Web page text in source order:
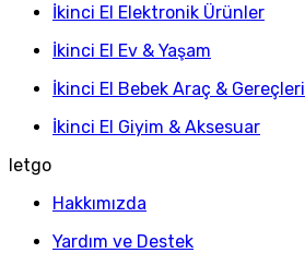
İkinci El Elektronik Ürünler
İkinci El Ev & Yaşam
İkinci El Bebek Araç & Gereçleri
İkinci El Giyim & Aksesuar
letgo
Hakkımızda
Yardım ve Destek